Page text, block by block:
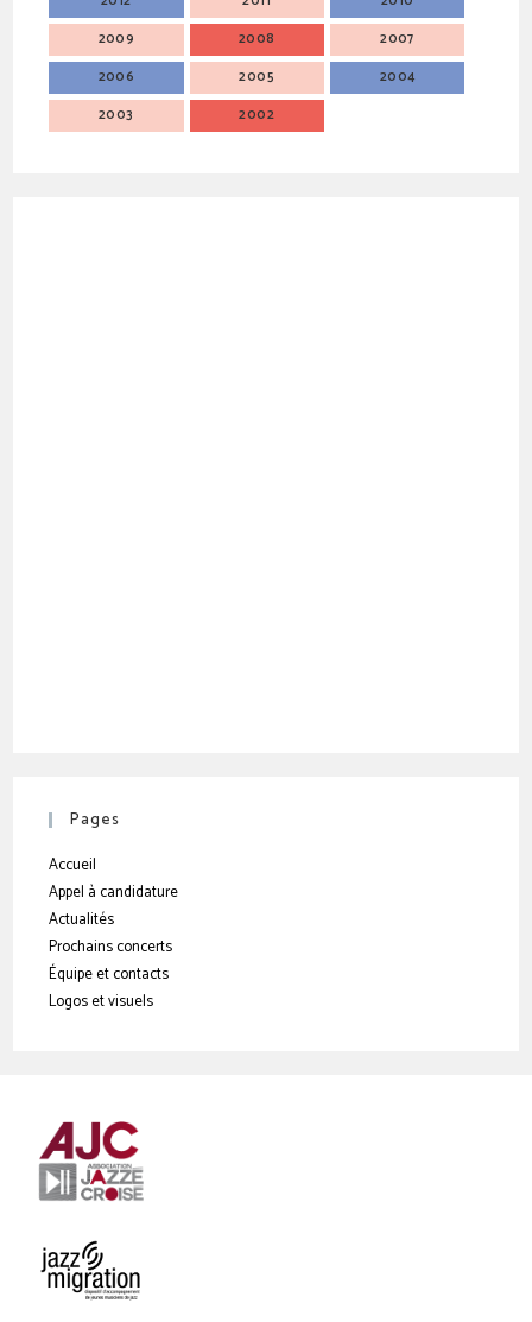
2009
2008
2007
2006
2005
2004
2003
2002
Pages
Accueil
Appel à candidature
Actualités
Prochains concerts
Équipe et contacts
Logos et visuels